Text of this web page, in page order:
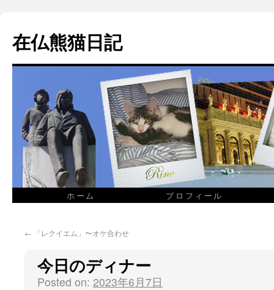
在仏熊猫日記
ホーム プロフィール
← 「レクイエム」〜オケ合わせ
今日のディナー
Posted on: 2023年6月7日